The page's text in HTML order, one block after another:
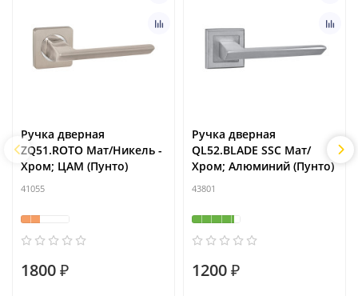
Ручка дверная
ZQ51.ROTO Мат/Никель -
Хром; ЦАМ (Пунто)
41055
1800 ₽
Ручка дверная
QL52.BLADE SSC Мат/
Хром; Алюминий (Пунто)
43801
1200 ₽